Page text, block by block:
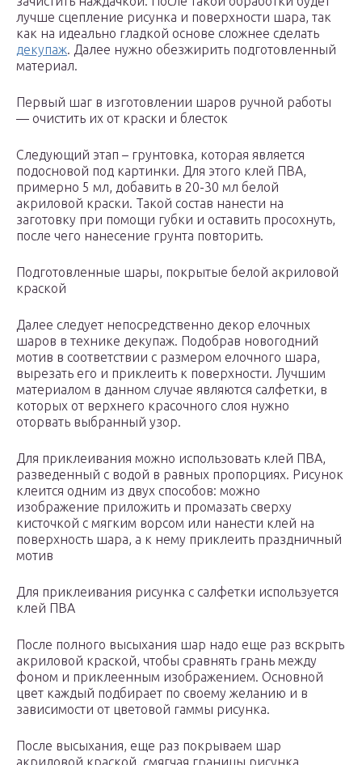
лучше сцепление рисунка и поверхности шара, так
как на идеально гладкой основе сложнее сделать
декупаж. Далее нужно обезжирить подготовленный
материал.
Первый шаг в изготовлении шаров ручной работы
— очистить их от краски и блесток
Следующий этап – грунтовка, которая является
подосновой под картинки. Для этого клей ПВА,
примерно 5 мл, добавить в 20-30 мл белой
акриловой краски. Такой состав нанести на
заготовку при помощи губки и оставить просохнуть,
после чего нанесение грунта повторить.
Подготовленные шары, покрытые белой акриловой
краской
Далее следует непосредственно декор елочных
шаров в технике декупаж. Подобрав новогодний
мотив в соответствии с размером елочного шара,
вырезать его и приклеить к поверхности. Лучшим
материалом в данном случае являются салфетки, в
которых от верхнего красочного слоя нужно
оторвать выбранный узор.
Для приклеивания можно использовать клей ПВА,
разведенный с водой в равных пропорциях. Рисунок
клеится одним из двух способов: можно
изображение приложить и промазать сверху
кисточкой с мягким ворсом или нанести клей на
поверхность шара, а к нему приклеить праздничный
мотив
Для приклеивания рисунка с салфетки используется
клей ПВА
После полного высыхания шар надо еще раз вскрыть
акриловой краской, чтобы сравнять грань между
фоном и приклеенным изображением. Основной
цвет каждый подбирает по своему желанию и в
зависимости от цветовой гаммы рисунка.
После высыхания, еще раз покрываем шар
акриловой краской, смягчая границы рисунка